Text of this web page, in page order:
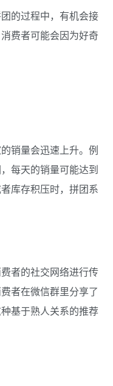
的过程中，有机会接
费者可能会因为好奇
销量会迅速上升。例
每天的销量可能达到
库存积压时，拼团系
者的社交网络进行传
者在微信群里分享了
基于熟人关系的推荐